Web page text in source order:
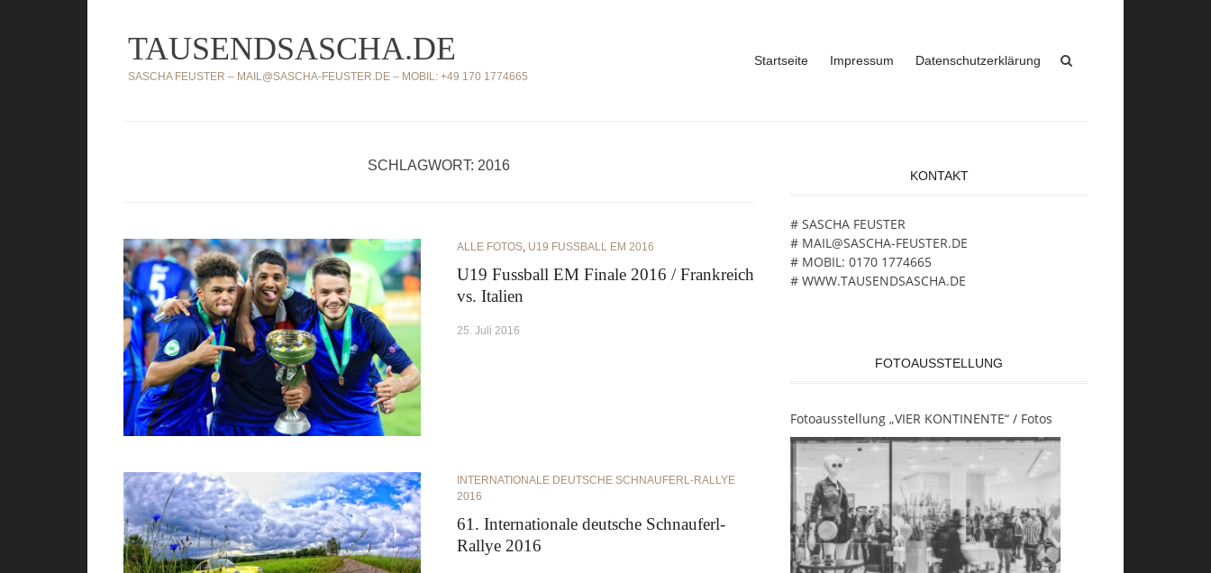
Inhalt
springen
TAUSENDSASCHA.DE
SASCHA FEUSTER – MAIL@SASCHA-FEUSTER.DE – MOBIL: +49 170 1774665
Startseite Impressum Datenschutzerklärung
SCHLAGWORT: 2016
ALLE FOTOS, U19 FUSSBALL EM 2016
U19 Fussball EM Finale 2016 / Frankreich
vs. Italien
25. Juli 2016
INTERNATIONALE DEUTSCHE SCHNAUFERL-RALLYE
2016
61. Internationale deutsche Schnauferl-
Rallye 2016
KONTAKT
# SASCHA FEUSTER
# MAIL@SASCHA-FEUSTER.DE
# MOBIL: 0170 1774665
# WWW.TAUSENDSASCHA.DE
FOTOAUSSTELLUNG
Fotoausstellung „VIER KONTINENTE“ / Fotos